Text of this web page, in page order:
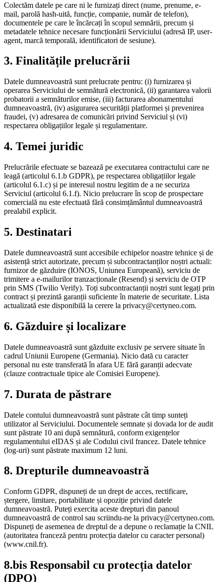
Colectăm datele pe care ni le furnizați direct (nume, prenume, e-
mail, parolă hash-uită, funcție, companie, număr de telefon),
documentele pe care le încărcați în scopul semnării, precum și
metadatele tehnice necesare funcționării Serviciului (adresă IP, user-
agent, marcă temporală, identificatori de sesiune).
3. Finalitățile prelucrării
Datele dumneavoastră sunt prelucrate pentru: (i) furnizarea și
operarea Serviciului de semnătură electronică, (ii) garantarea valorii
probatorii a semnăturilor emise, (iii) facturarea abonamentului
dumneavoastră, (iv) asigurarea securității platformei și prevenirea
fraudei, (v) adresarea de comunicări privind Serviciul și (vi)
respectarea obligațiilor legale și regulamentare.
4. Temei juridic
Prelucrările efectuate se bazează pe executarea contractului care ne
leagă (articolul 6.1.b GDPR), pe respectarea obligațiilor legale
(articolul 6.1.c) și pe interesul nostru legitim de a ne securiza
Serviciul (articolul 6.1.f). Nicio prelucrare în scop de prospectare
comercială nu este efectuată fără consimțământul dumneavoastră
prealabil explicit.
5. Destinatari
Datele dumneavoastră sunt accesibile echipelor noastre tehnice și de
asistență strict autorizate, precum și subcontractanților noștri actuali:
furnizor de găzduire (IONOS, Uniunea Europeană), serviciu de
trimitere a e-mailurilor tranzacționale (Resend) și serviciu de OTP
prin SMS (Twilio Verify). Toți subcontractanții noștri sunt legați prin
contract și prezintă garanții suficiente în materie de securitate. Lista
actualizată este disponibilă la cerere la privacy@certyneo.com.
6. Găzduire și localizare
Datele dumneavoastră sunt găzduite exclusiv pe servere situate în
cadrul Uniunii Europene (Germania). Nicio dată cu caracter
personal nu este transferată în afara UE fără garanții adecvate
(clauze contractuale tipice ale Comisiei Europene).
7. Durata de păstrare
Datele contului dumneavoastră sunt păstrate cât timp sunteți
utilizator al Serviciului. Documentele semnate și dovada lor de audit
sunt păstrate 10 ani după semnătură, conform exigențelor
regulamentului eIDAS și ale Codului civil francez. Datele tehnice
(log-uri) sunt păstrate maximum 12 luni.
8. Drepturile dumneavoastră
Conform GDPR, dispuneți de un drept de acces, rectificare,
ștergere, limitare, portabilitate și opoziție privind datele
dumneavoastră. Puteți exercita aceste drepturi din panoul
dumneavoastră de control sau scriindu-ne la privacy@certyneo.com.
Dispuneți de asemenea de dreptul de a depune o reclamație la CNIL
(autoritatea franceză pentru protecția datelor cu caracter personal)
(www.cnil.fr).
8.bis Responsabil cu protecția datelor
(DPO)